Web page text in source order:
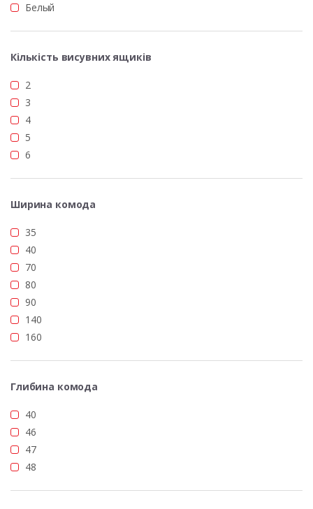
Белый
Кількість висувних ящиків
2
3
4
5
6
Ширина комода
35
40
70
80
90
140
160
Глибина комода
40
46
47
48